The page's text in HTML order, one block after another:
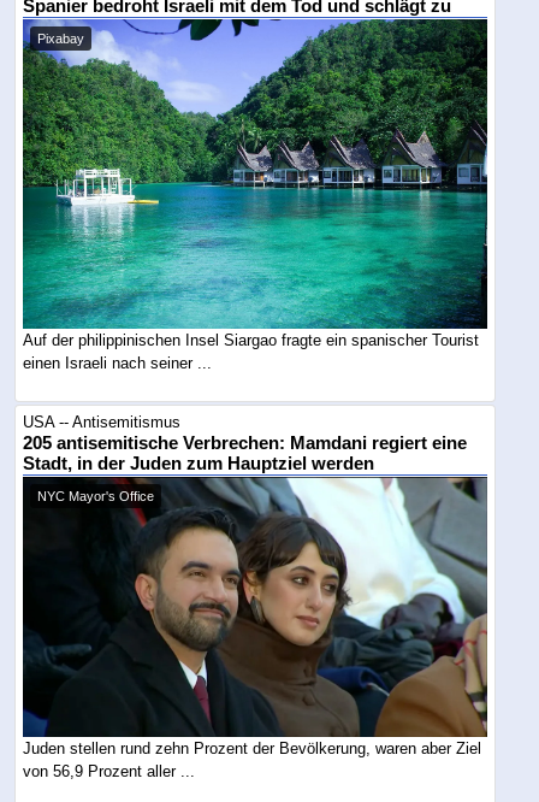
Spanier bedroht Israeli mit dem Tod und schlägt zu
Pixabay
Auf der philippinischen Insel Siargao fragte ein spanischer Tourist
einen Israeli nach seiner ...
USA -- Antisemitismus
205 antisemitische Verbrechen: Mamdani regiert eine
Stadt, in der Juden zum Hauptziel werden
NYC Mayor's Office
Juden stellen rund zehn Prozent der Bevölkerung, waren aber Ziel
von 56,9 Prozent aller ...